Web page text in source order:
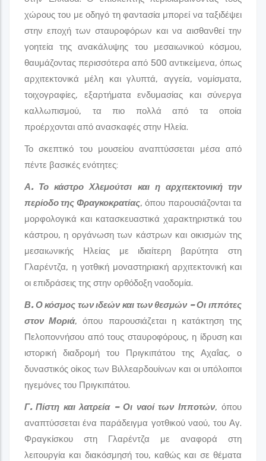
χώρους του με οδηγό τη φαντασία μπορεί να ταξιδέψει
στην εποχή των σταυροφόρων και να αισθανθεί την
γοητεία της ανακάλυψης του μεσαιωνικού κόσμου,
θαυμάζοντας περισσότερα από 500 αντικείμενα, όπως
αρχιτεκτονικά μέλη και γλυπτά, αγγεία, νομίσματα,
τοιχογραφίες, εξαρτήματα ενδυμασίας και σύνεργα
καλλωπισμού, τα πιο πολλά από τα οποία
προέρχονται από ανασκαφές στην Ηλεία.
Το σκεπτικό του μουσείου αναπτύσσεται μέσα από
πέντε βασικές ενότητες:
Α. Το κάστρο Χλεμούτσι και η αρχιτεκτονική την
περίοδο της Φραγκοκρατίας, όπου παρουσιάζονται τα
μορφολογικά και κατασκευαστικά χαρακτηριστικά του
κάστρου, η οργάνωση των κάστρων και οικισμών της
μεσαιωνικής Ηλείας με ιδιαίτερη βαρύτητα στη
Γλαρέντζα, η γοτθική μοναστηριακή αρχιτεκτονική και
οι επιδράσεις της στην ορθόδοξη ναοδομία.
Β. Ο κόσμος των ιδεών και των θεσμών – Οι ιππότες
στον Μοριά, όπου παρουσιάζεται η κατάκτηση της
Πελοποννήσου από τους σταυροφόρους, η ίδρυση και
ιστορική διαδρομή του Πριγκιπάτου της Αχαΐας, ο
δυναστικός οίκος των Βιλλεαρδουίνων και οι υπόλοιποι
ηγεμόνες του Πριγκιπάτου.
Γ. Πίστη και λατρεία – Οι ναοί των Ιπποτών, όπου
αναπτύσσεται ένα παράδειγμα γοτθικού ναού, του Αγ.
Φραγκίσκου στη Γλαρέντζα με αναφορά στη
λειτουργία και διακόσμησή του, καθώς και σε θέματα